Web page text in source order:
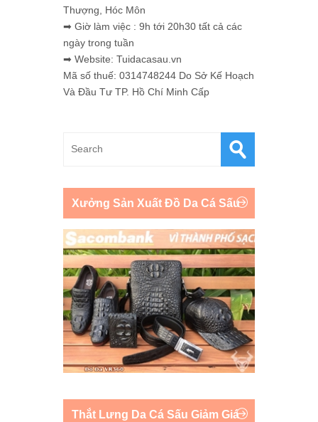
Thượng, Hóc Môn
➡ Giờ làm việc : 9h tới 20h30 tất cả các
ngày trong tuần
➡ Website: Tuidacasau.vn
Mã số thuế: 0314748244 Do Sở Kế Hoạch
Và Đầu Tư TP. Hồ Chí Minh Cấp
Xưởng Sản Xuất Đồ Da Cá Sấu
Thắt Lưng Da Cá Sấu Giảm Giá